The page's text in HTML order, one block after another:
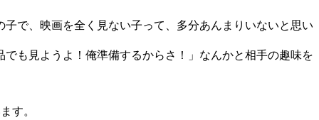
子で、映画を全く見ない子って、多分あんまりいないと思い
も見ようよ！俺準備するからさ！」なんかと相手の趣味を
す。